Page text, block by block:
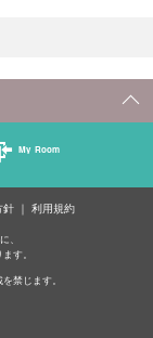
My Room
針 利用規約
、
す。
禁じます。